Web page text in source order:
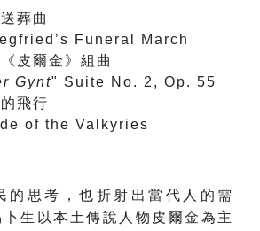
葬曲
Funeral March
皮爾金》組曲
Gynt" Suite No. 2, Op. 55
飛行
of the Valkyries
的思考，也折射出當代人的需
生以本土傳說人物皮爾金為主